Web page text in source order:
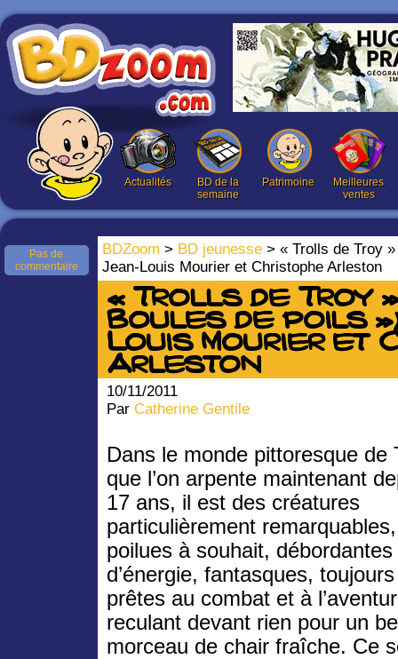
Actualités
BD de la
semaine
Patrimoine
Meilleures
ventes
BDZoom > BD jeunesse > « Trolls de Troy
Jean-Louis Mourier et Christophe Arleston
Pas de
commentaire
« Trolls de Troy »
Boules de poils
Louis Mourier et
Arleston
10/11/2011
Par Catherine Gentile
Dans le monde pittoresque de
que l’on arpente maintenant
17 ans, il est des créatures
particulièrement remarquables,
poilues à souhait, débordantes
d’énergie, fantasques, toujours
prêtes au combat et à
reculant devant rien pour un
morceau de chair fraîche. Ce